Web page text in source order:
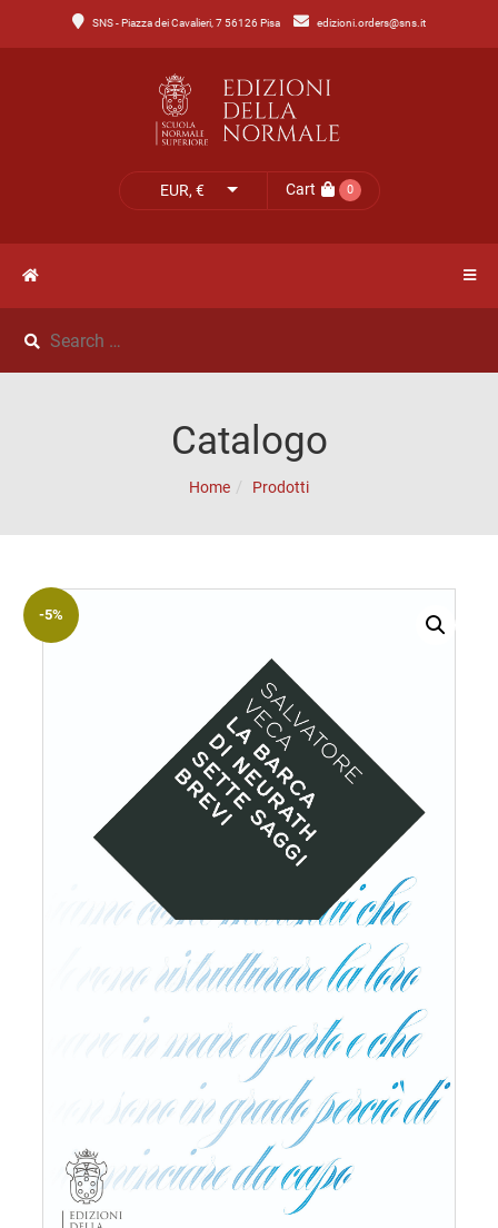
SNS - Piazza dei Cavalieri, 7 56126 Pisa edizioni.orders@sns.it
EUR, € Cart 0
MenuCatalogo
Catalogo
Incipit
Archetipi
Senza
Lettere
Scienze
NOVITÀ
NEWS
IL
Catalogo
Home Prodotti
-5%